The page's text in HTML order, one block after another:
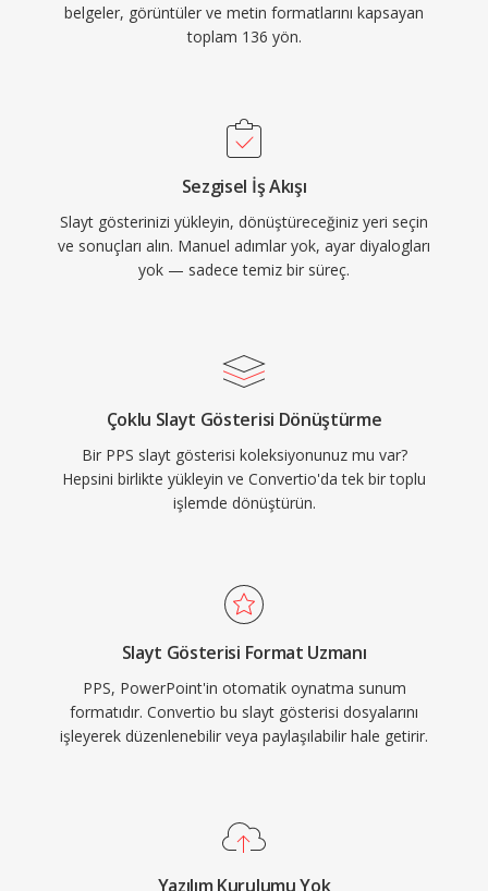
belgeler, görüntüler ve metin formatlarını kapsayan
toplam 136 yön.
Sezgisel İş Akışı
Slayt gösterinizi yükleyin, dönüştüreceğiniz yeri seçin
ve sonuçları alın. Manuel adımlar yok, ayar diyalogları
yok — sadece temiz bir süreç.
Çoklu Slayt Gösterisi Dönüştürme
Bir PPS slayt gösterisi koleksiyonunuz mu var?
Hepsini birlikte yükleyin ve Convertio'da tek bir toplu
işlemde dönüştürün.
Slayt Gösterisi Format Uzmanı
PPS, PowerPoint'in otomatik oynatma sunum
formatıdır. Convertio bu slayt gösterisi dosyalarını
işleyerek düzenlenebilir veya paylaşılabilir hale getirir.
Yazılım Kurulumu Yok